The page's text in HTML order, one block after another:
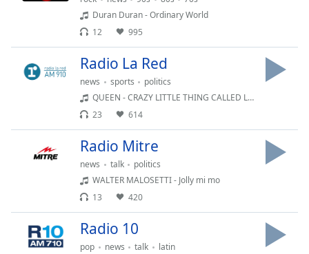
behind
Remaining
1x
Playback
Rate
Chapters
Descriptions
Duran Duran - Ordinary World
12
995
Radio La Red
news sports
politics
QUEEN - CRAZY LITTLE THING CALLED LOVE
23
614
Radio Mitre
news talk
politics
WALTER MALOSETTI - Jolly mi mo
13
420
Radio 10
pop news talk
latin